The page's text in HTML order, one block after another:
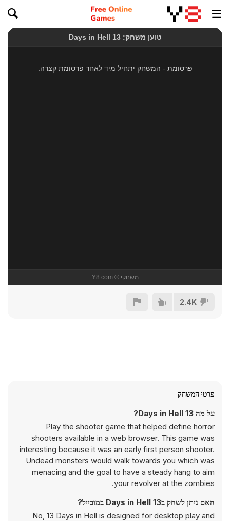
2.4K
פרטי המשחק
על מה 13 Days in Hell?
Play the shooter game that helped define horror
shooters available in a web browser. This game was
interesting because it was an early first person shooter.
Undead monsters would walk towards you which was
menacing and the goal to have a steady hang to aim
your revolver at the zombies.
האם ניתן לשחק ב13 Days in Hell במובייל?
No, 13 Days in Hell is designed for desktop play and